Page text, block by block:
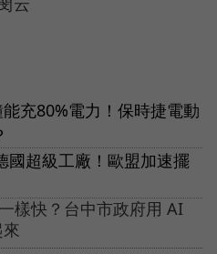
充80%電力！保時捷電動
國超級工廠！歐盟加速擺
樣快？台中市政府用 AI